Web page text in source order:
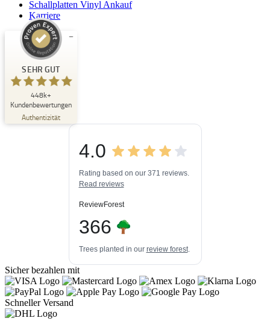
Schallplatten Vinyl Ankauf
Karriere
SEHR GUT
448k+
Kundenbewertungen
Authentizität
Kundenbewertungen und Erfahrungen zu
SEHR GUT
4,84
/
5,00
3
ProvenExpert.com
Blick aufs ProvenExpert-Profil werfen
06.08.2026
4.0
Rating based on our 371 reviews.
Read reviews
ReviewForest
366
Trees planted in our review forest.
Sicher bezahlen mit
Schneller Versand